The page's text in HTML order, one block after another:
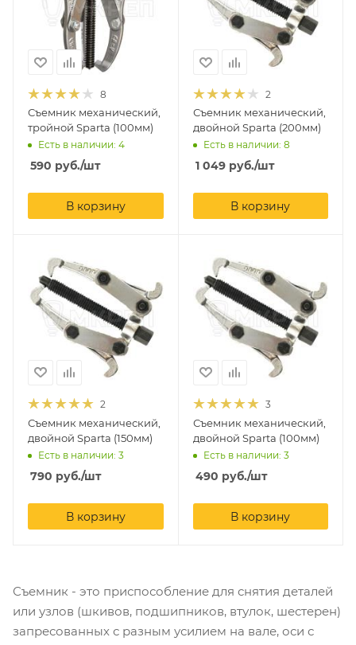
8
Съемник механический,
тройной Sparta (100мм)
Есть в наличии: 4
590 руб./шт
В корзину
2
Съемник механический,
двойной Sparta (200мм)
Есть в наличии: 8
1 049руб./шт
В корзину
2
Съемник механический,
двойной Sparta (150мм)
Есть в наличии: 3
790 руб./шт
В корзину
3
Съемник механический,
двойной Sparta (100мм)
Есть в наличии: 3
490 руб./шт
В корзину
Съемник - это приспособление для снятия деталей
или узлов (шкивов, подшипников, втулок, шестерен)
запресованных с разным усилием на вале, оси с